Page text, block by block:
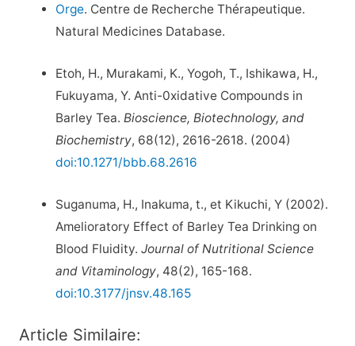
Orge. Centre de Recherche Thérapeutique.
Natural Medicines Database.
Etoh, H., Murakami, K., Yogoh, T., Ishikawa, H.,
Fukuyama, Y. Anti-0xidative Compounds in
Barley Tea. Bioscience, Biotechnology, and
Biochemistry, 68(12), 2616-2618. (2004)
doi:10.1271/bbb.68.2616
Suganuma, H., Inakuma, t., et Kikuchi, Y (2002).
Amelioratory Effect of Barley Tea Drinking on
Blood Fluidity.Journal of Nutritional Science
and Vitaminology, 48(2), 165-168.
doi:10.3177/jnsv.48.165
Article Similaire: